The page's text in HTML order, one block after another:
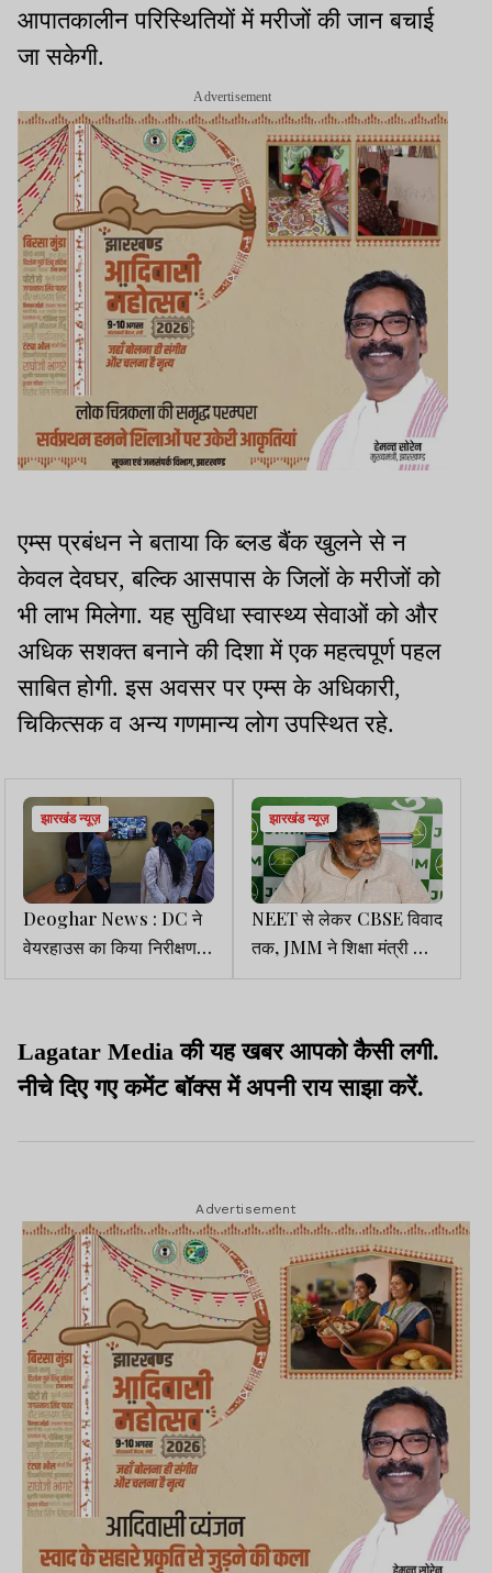
आपातकालीन परिस्थितियों में मरीजों की जान बचाई
जा सकेगी.
Advertisement
एम्स प्रबंधन ने बताया कि ब्लड बैंक खुलने से न
केवल देवघर, बल्कि आसपास के जिलों के मरीजों को
भी लाभ मिलेगा. यह सुविधा स्वास्थ्य सेवाओं को और
अधिक सशक्त बनाने की दिशा में एक महत्वपूर्ण पहल
साबित होगी. इस अवसर पर एम्स के अधिकारी,
चिकित्सक व अन्य गणमान्य लोग उपस्थित रहे.
झारखंड न्यूज़
Deoghar News : DC ने
वेयरहाउस का किया निरीक्षण,
अधिकारियों को 24 घंटे
झारखंड न्यूज़
NEET से लेकर CBSE विवाद
तक, JMM ने शिक्षा मंत्री को
हटाने की उठाई मांग
Lagatar Media की यह खबर आपको कैसी लगी.
नीचे दिए गए कमेंट बॉक्स में अपनी राय साझा करें.
Advertisement